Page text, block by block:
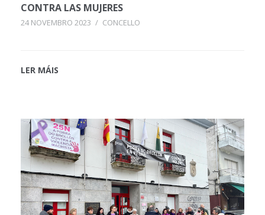
CONTRA LAS MUJERES
24 NOVEMBRO 2023 / CONCELLO
LER MÁIS